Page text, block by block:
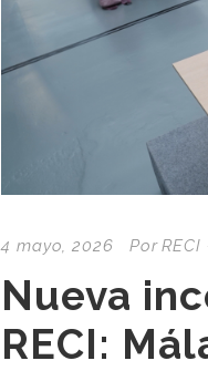
4 mayo, 2026 Por
Nueva
RECI: